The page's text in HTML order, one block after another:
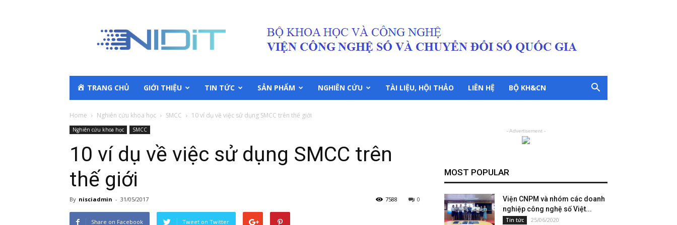
TRANG CHỦ GIỚI THIỆU TIN TỨC SẢN PHẨM NGHIÊN CỨU TÀI LIỆU, HỘI THẢO LIÊN HỆ BỘ KH&CN
Home Nghiên cứu khoa học SMCC 10 ví dụ về việc sử dụng SMCC trên thế giới
Nghiên cứu khoa học SMCC
10 ví dụ về việc sử dụng SMCC trên
thế giới
By nisciadmin - 31/05/2017 0
7588
Share on Facebook Tweet on Twitter
- Advertisement -
MOST POPULAR
Viện CNPM và nhóm các doanh
nghiệp công nghệ số Việt...
Tin tức 25/06/2020